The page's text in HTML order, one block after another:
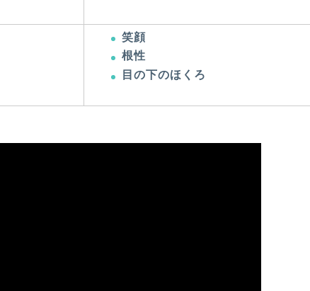
笑顔
根性
目の下のほくろ